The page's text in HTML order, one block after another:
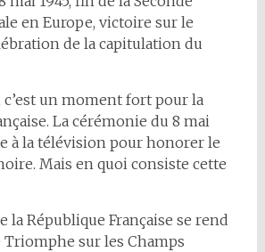
en Europe, victoire sur le
de la capitulation du
c’est un moment fort pour la
La cérémonie du 8 mai
à la télévision pour honorer le
Mais en quoi consiste cette
la République Française se rend
Triomphe sur les Champs